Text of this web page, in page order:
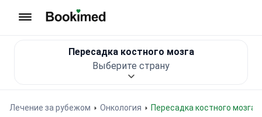
Лечение за рубежом Онкология Пересадка костного мозга
Пересадка костного мозга
Выберите страну